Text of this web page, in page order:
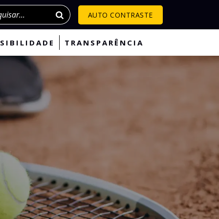
AUTO CONTRASTE
TRANSPARÊNCIA